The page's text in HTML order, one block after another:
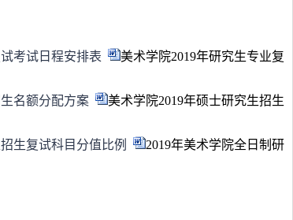
考试日程安排表
美术学院2019年研究生专业复
名额分配方案
美术学院2019年硕士研究生招生
生复试科目分值比例
2019年美术学院全日制研